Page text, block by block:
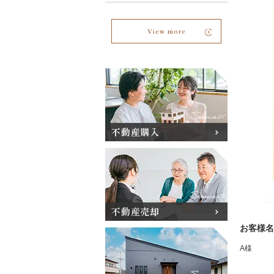
お客様
A様
View more
不動産購入
不動産売却